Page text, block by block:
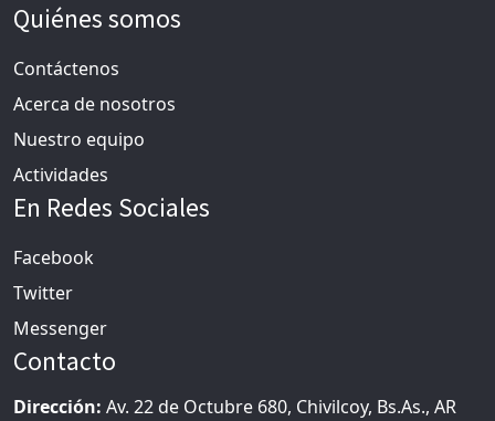
Quiénes somos
Contáctenos
Acerca de nosotros
Nuestro equipo
Actividades
En Redes Sociales
Facebook
Twitter
Messenger
Contacto
Dirección: Av. 22 de Octubre 680, Chivilcoy, Bs.As., AR